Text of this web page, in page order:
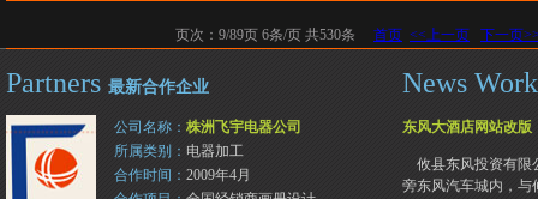
页次：9/89页 6条/页 共530条 首页 <<上一页 下一页
Partners 最新合作企业
公司名称： 株洲飞宇电器公司
所属类别： 电器加工
合作时间： 2009年4月
News
东风大酒店网站改版
攸县东风投资有限
旁东风汽车城内，与